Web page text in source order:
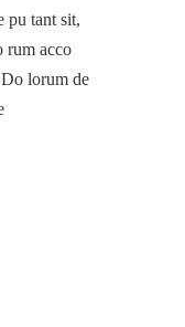
pu tant sit,
rum acco
lorum de